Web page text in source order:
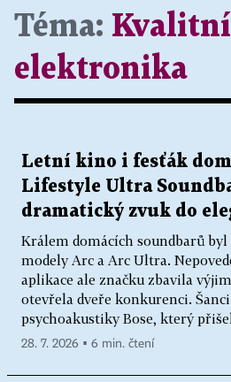
Téma:
elektronika
Letní kino i fesťák
Lifestyle Ultra
dramatický zvuk do
Králem domácích soundbarů byl
modely Arc a Arc Ultra.
aplikace ale značku zbavila
otevřela dveře konkurenci.
psychoakustiky Bose, který
28. 7. 2026 ▪ 6 min. čtení